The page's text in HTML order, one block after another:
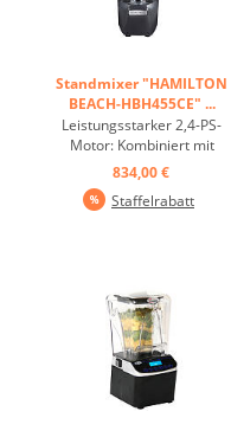
Standmixer "HAMILTON
BEACH-HBH455CE" ...
Leistungsstarker 2,4-PS-
Motor: Kombiniert mit
Wave~Action®-Behälter
und -Klinge, um ultraglatte
Ergebnisse zu liefern.
versiegelte Schalter ...
834,00 €
Staffelrabatt